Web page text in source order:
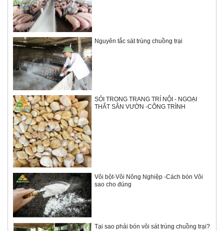
Nguyên tắc sát trùng chuồng trại
SỎI TRONG TRANG TRÍ NỘI - NGOẠI
THẤT SÂN VƯỜN -CÔNG TRÌNH
Vôi bột-Vôi Nông Nghiệp -Cách bón Vôi
sao cho đúng
Tại sao phải bón vôi sát trùng chuồng trại?